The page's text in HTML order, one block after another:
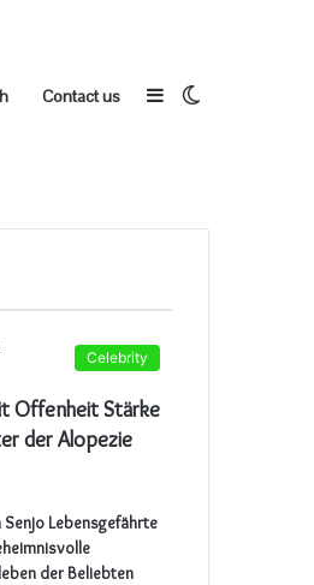
Contact us Sidebar
Celebrity
Offenheit Stärke
der Alopezie
Senjo Lebensgefährte
der Beliebten